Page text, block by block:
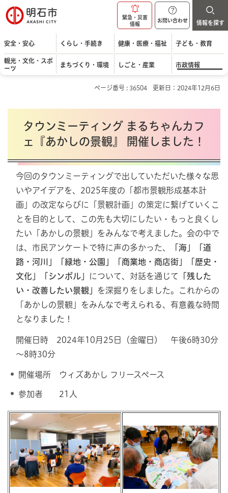
明石市
緊急・災害
情報
お問い合わせ 情報を探す
安全・安心 くらし・手続き 健康・医療・福祉 子ども・教育
観光・文化・スポ
ーツ
まちづくり・環境 しごと・産業 市政情報
ページ番号 : 36504 更新日：2024年12月6日
タウンミーティング まるちゃんカフ
ェ『あかしの景観』 開催しました！
今回のタウンミーティングで出していただいた様々な思
いやアイデアを、2025年度の「都市景観形成基本計
画」の改定ならびに「景観計画」の策定に繋げていくこ
とを目的として、この先も大切にしたい・もっと良くし
たい「あかしの景観」をみんなで考えました。会の中で
は、市民アンケートで特に声の多かった、
「海」「道
路・河川」「緑地・公園」「商業地・商店街」「歴史・
文化」「シンボル」
について、対話を通じて
「残した
い・改善したい景観」 を深掘りをしました。これからの
「あかしの景観」をみんなで考えられる、有意義な時間
となりました！
開催日時 2024年10月25日（金曜日） 午後6時30分
～8時30分
開催場所 ウィズあかし フリースペース
参加者 21人